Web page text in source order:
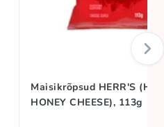
Maisikrõpsud HERR'S
HONEY CHEESE), 113g